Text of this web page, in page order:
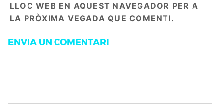
LLOC WEB EN AQUEST NAVEGADOR PER A
LA PRÒXIMA VEGADA QUE COMENTI.